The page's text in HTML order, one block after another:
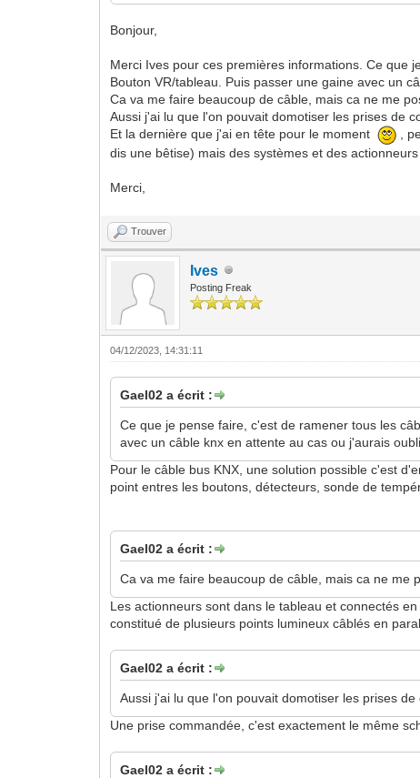
Bonjour,
Merci Ives pour ces premières informations. Ce que
Bouton VR/tableau. Puis passer une gaine avec un
Ca va me faire beaucoup de câble, mais ca ne me
Aussi j'ai lu que l'on pouvait domotiser les prises de
Et la dernière que j'ai en tête pour le moment
,
dis une bêtise) mais des systèmes et des
Merci,
Trouver
Ives
Posting Freak
04/12/2023, 14:31:11
Gael02 a écrit :
Ce que je pense faire, c'est de ramener tous les
avec un câble knx en attente au cas ou j'aurais
Pour le câble bus KNX, une solution possible c'est
point entres les boutons, détecteurs, sonde de
Gael02 a écrit :
Ca va me faire beaucoup de câble, mais ca ne
Les actionneurs sont dans le tableau et connectés
constitué de plusieurs points lumineux câblés en
Gael02 a écrit :
Aussi j'ai lu que l'on pouvait domotiser les prises
Une prise commandée, c'est exactement le même
Gael02 a écrit :